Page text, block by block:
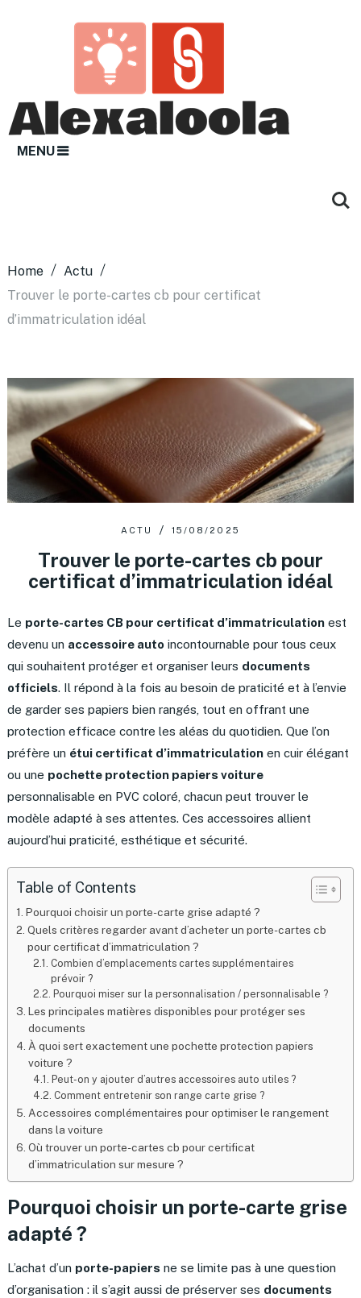
MENU
Home
Actu
Trouver le porte-cartes cb pour certificat
d’immatriculation idéal
ACTU 15/08/2025
Trouver le porte-cartes cb pour
certificat d’immatriculation idéal
Le porte-cartes CB pour certificat d’immatriculationest
devenu un accessoire auto incontournable pour tous ceux
qui souhaitent protéger et organiser leurs documents
officiels. Il répond à la fois au besoin de praticité et à l’envie
de garder ses papiers bien rangés, tout en offrant une
protection efficace contre les aléas du quotidien. Que l’on
préfère un étui certificat d’immatriculationen cuir élégant
ou une pochette protection papiers voiture
personnalisable en PVC coloré, chacun peut trouver le
modèle adapté à ses attentes. Ces accessoires allient
aujourd’hui praticité, esthétique et sécurité.
Table of Contents
Pourquoi choisir un porte-carte grise adapté ?
Quels critères regarder avant d’acheter un porte-cartes cb
pour certificat d’immatriculation ?
Combien d’emplacements cartes supplémentaires
prévoir ?
Pourquoi miser sur la personnalisation / personnalisable ?
Les principales matières disponibles pour protéger ses
documents
À quoi sert exactement une pochette protection papiers
voiture ?
Peut-on y ajouter d’autres accessoires auto utiles ?
Comment entretenir son range carte grise ?
Accessoires complémentaires pour optimiser le rangement
dans la voiture
Où trouver un porte-cartes cb pour certificat
d’immatriculation sur mesure ?
Pourquoi choisir un porte-carte grise
adapté ?
L’achat d’un porte-papiers ne se limite pas à une question
d’organisation : il s’agit aussi de préserver ses documents